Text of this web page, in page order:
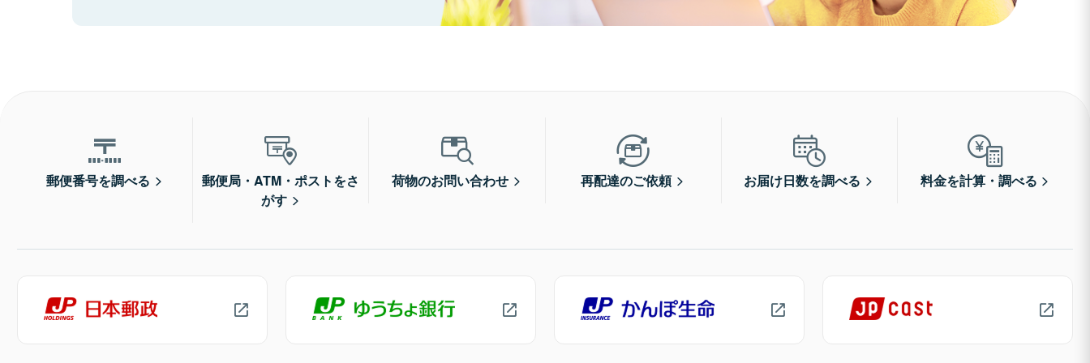
郵便番号を調べる
郵便局・ATM・ポストをさ
がす
荷物のお問い合わせ 再配達のご依頼 お届け日数を調べる 料金を計算・調べる